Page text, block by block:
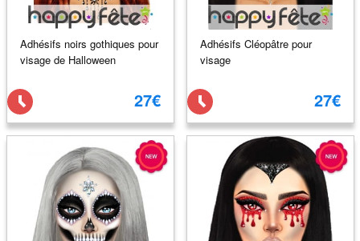
Adhésifs noirs gothiques pour
visage de Halloween
27€
Adhésifs Cléopâtre pour
visage
27€